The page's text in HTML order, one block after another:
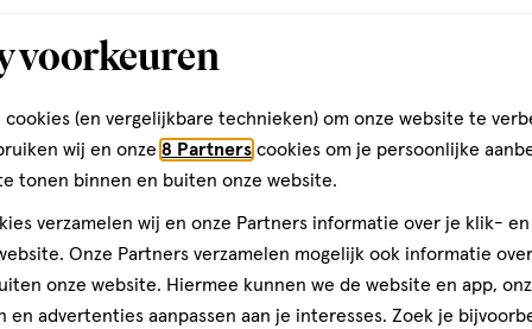
Mini Sleeping Earplugs
Toevoegenverhoog aantal met één Er
1 Toevoegen
Gratisbezorging vanaf €35 Gratisretour binnen 30
voorkeuren
cookies (en vergelijkbare technieken) om onze website te
wij en onze 8 Partners cookies om je persoonlijke
tonen binnen en buiten onze website.
verzamelen wij en onze Partners informatie over je klik-
Onze Partners verzamelen mogelijk ook informatie
onze website. Hiermee kunnen we de website en app,
en advertenties aanpassen aan je interesses. Zoek je